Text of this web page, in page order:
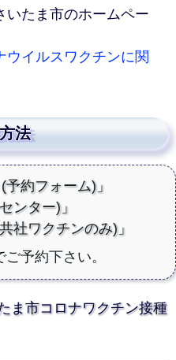
いたま市のホームペー
ウイルスワクチンに関
法
約フォーム)」
ンター)」
社ワクチンのみ)」
予約下さい。
ま市コロナワクチン接種